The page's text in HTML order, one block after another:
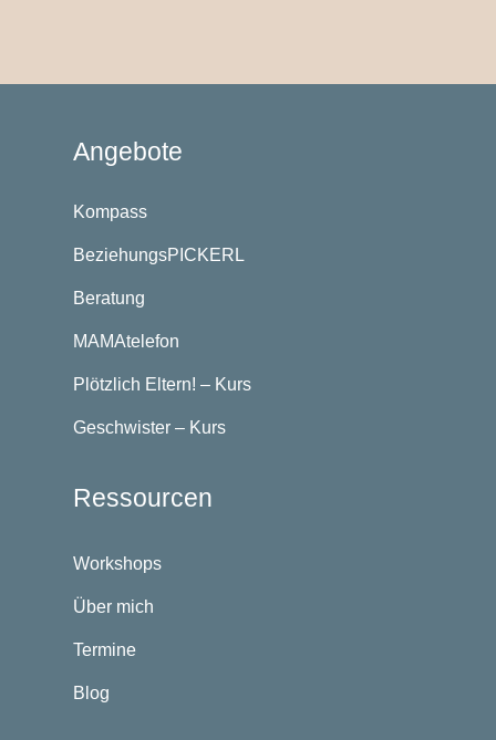
Angebote
Kompass
BeziehungsPICKERL
Beratung
MAMAtelefon
Plötzlich Eltern! – Kurs
Geschwister – Kurs
Ressourcen
Workshops
Über mich
Termine
Blog